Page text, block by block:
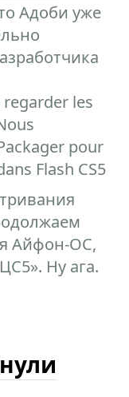
Адоби уже
les
pour
Flash CS5
Айфон-ОС,
Ну ага.